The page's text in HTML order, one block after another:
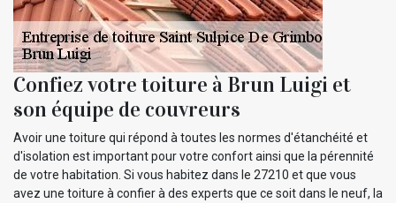
Confiez votre toiture à Brun Luigi et
son équipe de couvreurs
Avoir une toiture qui répond à toutes les normes d'étanchéité et
d'isolation est important pour votre confort ainsi que la pérennité
de votre habitation. Si vous habitez dans le 27210 et que vous
avez une toiture à confier à des experts que ce soit dans le neuf, la